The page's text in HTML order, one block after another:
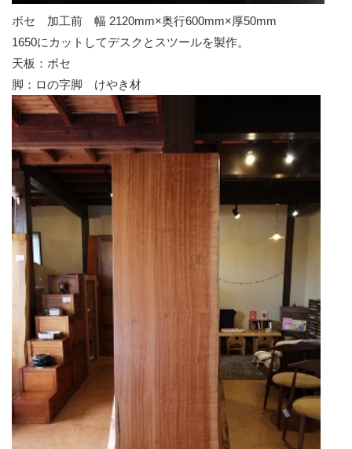
ボセ 加工前 幅 2120mm×奥行600mm×厚50mm
1650にカットしてデスクとスツールを製作。
天板：ボセ
脚：ロの字脚 けやき材